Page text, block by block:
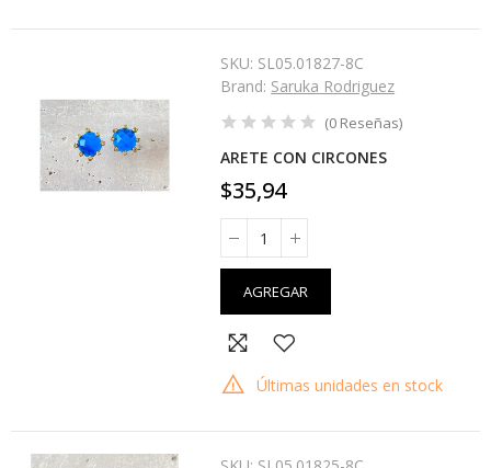
SKU: SL05.01827-8C
Brand: Saruka Rodriguez
(0 Reseñas)
ARETE CON CIRCONES
$35,94
AGREGAR
Últimas unidades en stock